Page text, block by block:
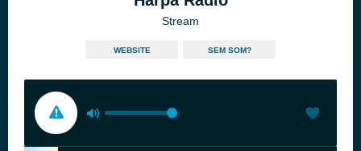
Stream
WEBSITE SEM SOM?